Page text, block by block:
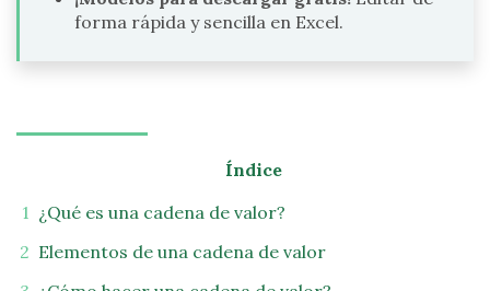
forma rápida y sencilla en Excel.
Índice
¿Qué es una cadena de valor?
Elementos de una cadena de valor